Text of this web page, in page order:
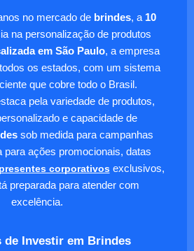
no mercado de brindes, a 10
na personalização de produtos
em São Paulo, a empresa
os estados, com um sistema
que cobre todo o Brasil.
pela variedade de produtos,
e capacidade de
sob medida para campanhas
para ações promocionais, datas
presentes corporativosexclusivos,
preparada para atender com
excelência.
de Investir em Brindes